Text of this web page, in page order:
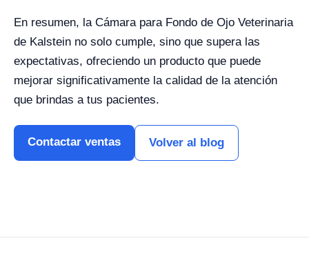
En resumen, la Cámara para Fondo de Ojo Veterinaria
de Kalstein no solo cumple, sino que supera las
expectativas, ofreciendo un producto que puede
mejorar significativamente la calidad de la atención
que brindas a tus pacientes.
Contactar ventas Volver al blog